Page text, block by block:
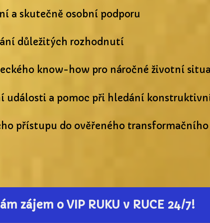
a skutečně osobní podporu
důležitých rozhodnutí
know-how pro náročné životní
události a pomoc při hledání
přístupu do ověřeného
zájem o VIP RUKU v RUCE 24/7!